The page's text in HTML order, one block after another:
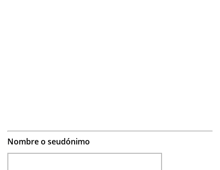
Nombre o seudónimo